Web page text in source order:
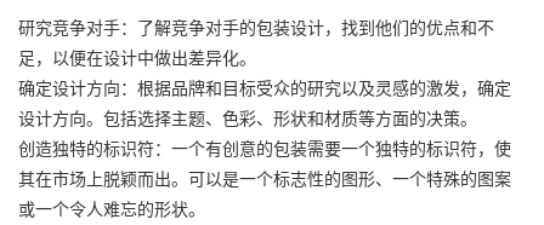
研究竞争对手：了解竞争对手的包装设计，找到他们的优点和不
足，以便在设计中做出差异化。
确定设计方向：根据品牌和目标受众的研究以及灵感的激发，确定
设计方向。包括选择主题、色彩、形状和材质等方面的决策。
创造独特的标识符：一个有创意的包装需要一个独特的标识符，使
其在市场上脱颖而出。可以是一个标志性的图形、一个特殊的图案
或一个令人难忘的形状。